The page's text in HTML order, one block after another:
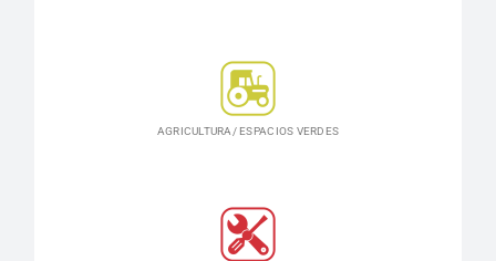
AGRICULTURA/ ESPACIOS VERDES